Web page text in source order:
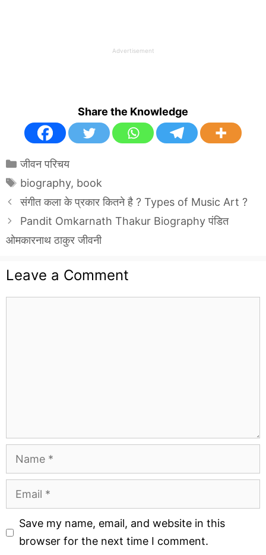
Advertisement
Share the Knowledge
Categories
जीवन परिचय
Tags
biography, book
संगीत कला के प्रकार कितने है ? Types of Music Art ?
Pandit Omkarnath Thakur Biography पंडित
ओमकारनाथ ठाकुर जीवनी
Leave a Comment
Name
Email
Website
Save my name, email, and website in this
browser for the next time I comment.